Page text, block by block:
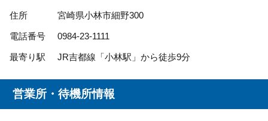
住所 宮崎県小林市細野300
電話番号 0984-23-1111
最寄り駅 JR吉都線「小林駅」から徒歩9分
営業所・待機所情報